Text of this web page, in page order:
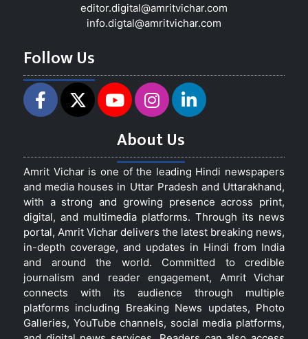
editor.digital@amritvichar.com
info.digtal@amritvichar.com
Follow Us
About Us
Amrit Vichar is one of the leading Hindi newspapers
and media houses in Uttar Pradesh and Uttarakhand,
with a strong and growing presence across print,
digital, and multimedia platforms. Through its news
portal, Amrit Vichar delivers the latest breaking news,
in-depth coverage, and updates in Hindi from India
and around the world. Committed to credible
journalism and reader engagement, Amrit Vichar
connects with its audience through multiple
platforms including Breaking News updates, Photo
Galleries, YouTube channels, social media platforms,